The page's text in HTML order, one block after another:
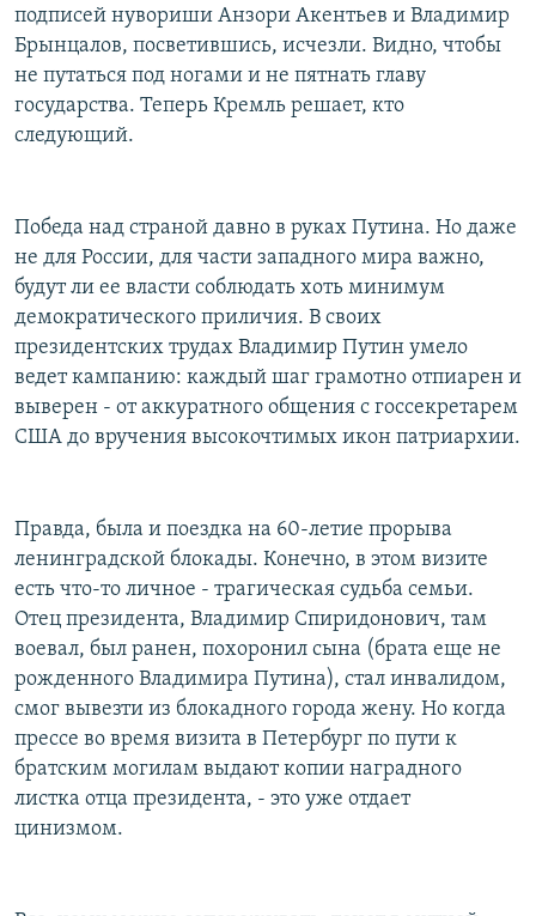
подписей нувориши Анзори Акентьев и Владимир
Брынцалов, посветившись, исчезли. Видно, чтобы
не путаться под ногами и не пятнать главу
государства. Теперь Кремль решает, кто
следующий.
Победа над страной давно в руках Путина. Но даже
не для России, для части западного мира важно,
будут ли ее власти соблюдать хоть минимум
демократического приличия. В своих
президентских трудах Владимир Путин умело
ведет кампанию: каждый шаг грамотно отпиарен и
выверен - от аккуратного общения с госсекретарем
США до вручения высокочтимых икон патриархии.
Правда, была и поездка на 60-летие прорыва
ленинградской блокады. Конечно, в этом визите
есть что-то личное - трагическая судьба семьи.
Отец президента, Владимир Спиридонович, там
воевал, был ранен, похоронил сына (брата еще не
рожденного Владимира Путина), стал инвалидом,
смог вывезти из блокадного города жену. Но когда
прессе во время визита в Петербург по пути к
братским могилам выдают копии наградного
листка отца президента, - это уже отдает
цинизмом.